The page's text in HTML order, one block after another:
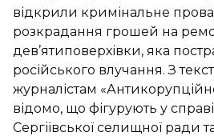
відкрили кримінальне
розкрадання грошей на
дев’ятиповерхівки, яка
російського влучання. З
журналістам
відомо, що фігурують у
Сергіївської селищної ради